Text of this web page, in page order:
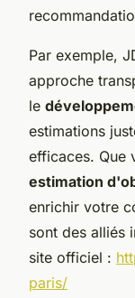
Par exemple,
approche
le
estimations
efficaces. Que
estimation
enrichir votre
sont des alliés
site officiel :
paris/